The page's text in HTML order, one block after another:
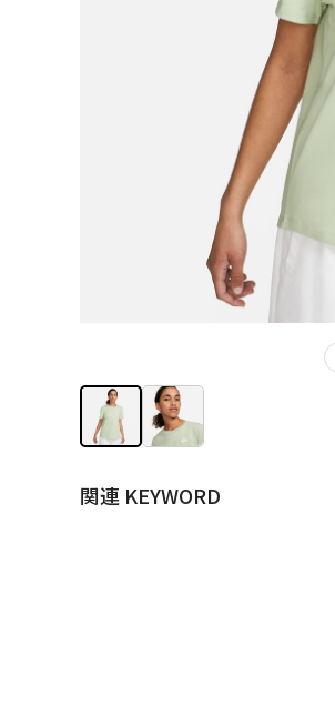
関連 KEYWORD